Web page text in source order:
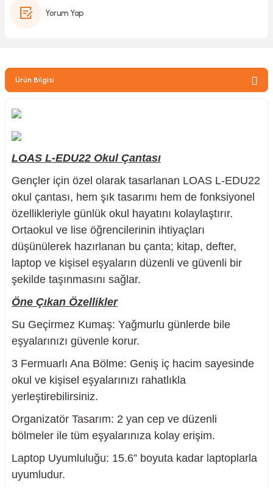
Ucu
ve BisikletYorum Yap
Ürün Bilgisi
LOAS L-EDU22 Okul Çantası
Gençler için özel olarak tasarlanan LOAS L-EDU22
okul çantası, hem şık tasarımı hem de fonksiyonel
özellikleriyle günlük okul hayatını kolaylaştırır.
Ortaokul ve lise öğrencilerinin ihtiyaçları
düşünülerek hazırlanan bu çanta; kitap, defter,
laptop ve kişisel eşyaların düzenli ve güvenli bir
şekilde taşınmasını sağlar.
Öne Çıkan Özellikler
Su Geçirmez Kumaş: Yağmurlu günlerde bile
eşyalarınızı güvenle korur.
3 Fermuarlı Ana Bölme: Geniş iç hacim sayesinde
okul ve kişisel eşyalarınızı rahatlıkla
yerleştirebilirsiniz.
Organizatör Tasarım: 2 yan cep ve düzenli
bölmeler ile tüm eşyalarınıza kolay erişim.
Laptop Uyumluluğu: 15.6” boyuta kadar laptoplarla
uyumludur.